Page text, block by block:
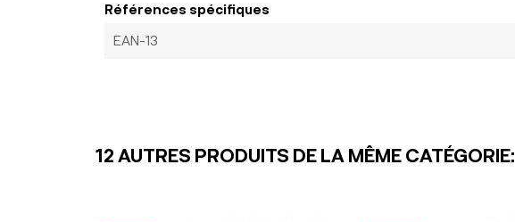
Références spécifiques
EAN-13
12 AUTRES PRODUITS DE LA MÊME CATÉGORIE: